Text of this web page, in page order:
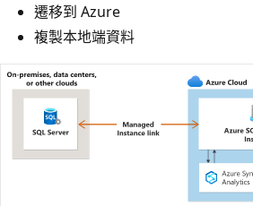
遷移到 Azure
複製本地端資料